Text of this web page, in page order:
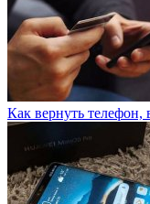
Как вернуть телефон,